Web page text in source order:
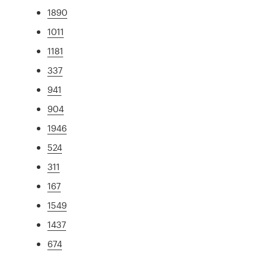
1890
1011
1181
337
941
904
1946
524
311
167
1549
1437
674